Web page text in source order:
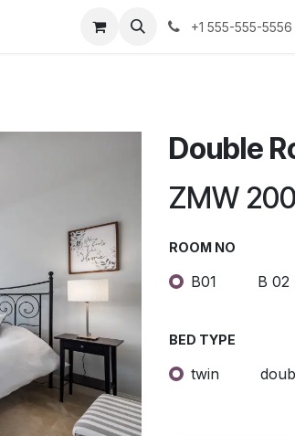
+1 555-555-5556
Double
ZMW
ROOM NO
B01 B 02
BED TYPE
twin